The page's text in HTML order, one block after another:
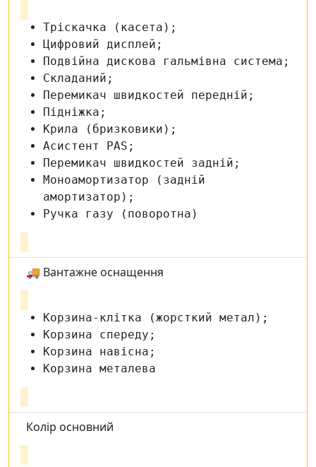
Тріскачка (касета);
Цифровий дисплей;
Подвійна дискова гальмівна система;
Складаний;
Перемикач швидкостей передній;
Підніжка;
Крила (бризковики);
Асистент PAS;
Перемикач швидкостей задній;
Моноамортизатор (задній
амортизатор);
Ручка газу (поворотна)
🚚 Вантажне оснащення
Корзина-клітка (жорсткий метал);
Корзина спереду;
Корзина навісна;
Корзина металева
Колір основний